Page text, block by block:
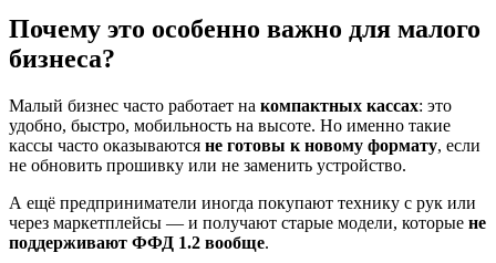
Почему это особенно важно для малого
бизнеса?
Малый бизнес часто работает на компактных кассах: это
удобно, быстро, мобильность на высоте. Но именно такие
кассы часто оказываются не готовы к новому формату, если
не обновить прошивку или не заменить устройство.
А ещё предприниматели иногда покупают технику с рук или
через маркетплейсы — и получают старые модели, которые не
поддерживают ФФД 1.2 вообще.